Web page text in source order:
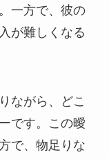
一方で、彼の
が難しくなる
ながら、どこ
です。この曖
で、物足りな